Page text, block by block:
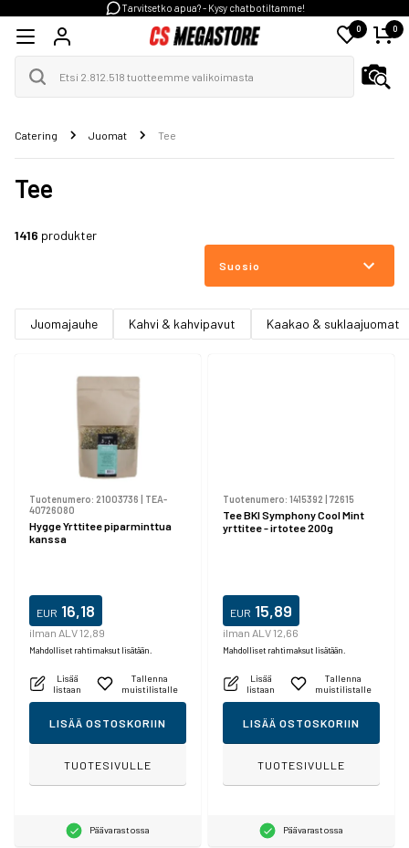
Tarvitsetko apua? - Kysy chatbotiltamme!
0 0
Catering Juomat Tee
Tee
1416 produkter
Suosio
Juomajauhe Kahvi & kahvipavut Kaakao & suklaajuomat
Tuotenumero: 21003736 | TEA-
40726080
Hygge Yrttitee piparminttua
kanssa
EUR 16,18
ilman ALV 12,89
Mahdolliset rahtimaksut lisätään.
Lisää
listaan
Tallenna
muistilistalle
LISÄÄ OSTOSKORIIN
TUOTESIVULLE
Päävarastossa
Tuotenumero: 1415392 | 72615
Tee BKI Symphony Cool Mint
yrttitee - irtotee 200g
EUR 15,89
ilman ALV 12,66
Mahdolliset rahtimaksut lisätään.
Lisää
listaan
Tallenna
muistilistalle
LISÄÄ OSTOSKORIIN
TUOTESIVULLE
Päävarastossa